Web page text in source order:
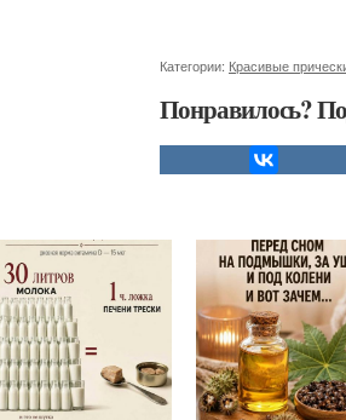
Категории: Красивые
Понравилось?